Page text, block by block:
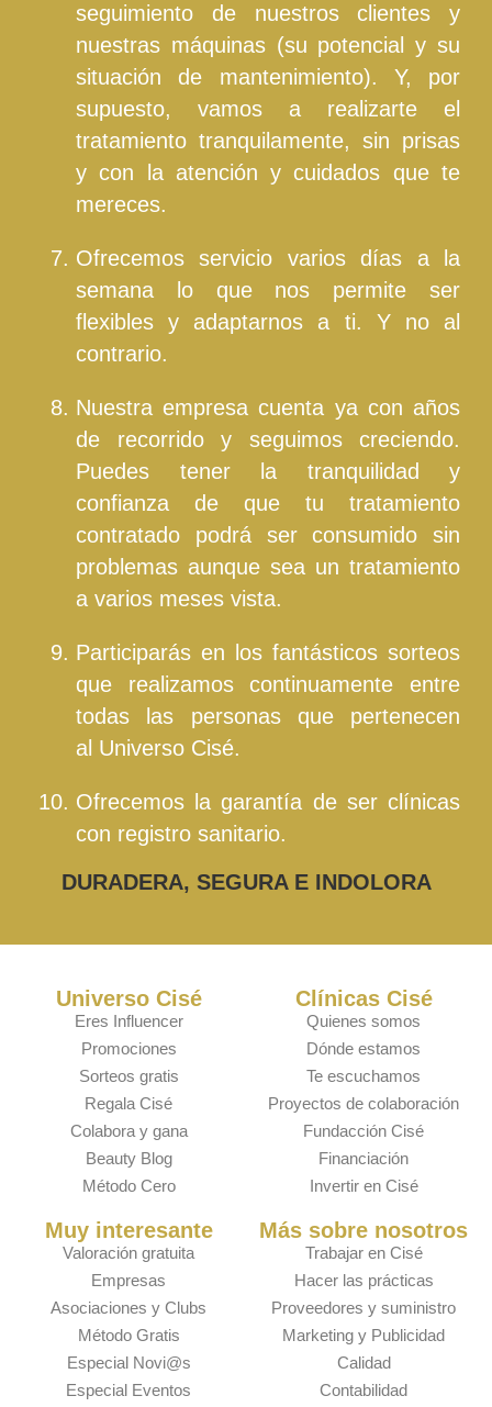
seguimiento de nuestros clientes y
nuestras máquinas (su potencial y su
situación de mantenimiento). Y, por
supuesto, vamos a realizarte el
tratamiento tranquilamente, sin prisas
y con la atención y cuidados que te
mereces.
Ofrecemos servicio varios días a la
semana lo que nos permite ser
flexibles y adaptarnos a ti. Y no al
contrario.
Nuestra empresa cuenta ya con años
de recorrido y seguimos creciendo.
Puedes tener la tranquilidad y
confianza de que tu tratamiento
contratado podrá ser consumido sin
problemas aunque sea un tratamiento
a varios meses vista.
Participarás en los fantásticos sorteos
que realizamos continuamente entre
todas las personas que pertenecen
al Universo Cisé.
Ofrecemos la garantía de ser clínicas
con registro sanitario.
DURADERA, SEGURA E INDOLORA
Universo Cisé
Eres Influencer
Promociones
Sorteos gratis
Regala Cisé
Colabora y gana
Beauty Blog
Método Cero
Clínicas Cisé
Quienes somos
Dónde estamos
Te escuchamos
Proyectos de colaboración
Fundacción Cisé
Financiación
Invertir en Cisé
Muy interesante
Valoración gratuita
Empresas
Asociaciones y Clubs
Método Gratis
Especial Novi@s
Especial Eventos
Más sobre nosotros
Trabajar en Cisé
Hacer las prácticas
Proveedores y suministro
Marketing y Publicidad
Calidad
Contabilidad